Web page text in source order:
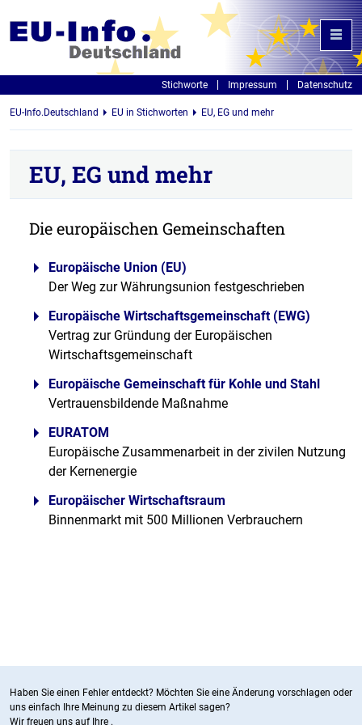
Stichworte Impressum Datenschutz
EU-Info.Deutschland EU in Stichworten EU, EG und mehr
EU, EG und mehr
Die europäischen Gemeinschaften
Europäische Union (EU)
Der Weg zur Währungsunion festgeschrieben
Europäische Wirtschaftsgemeinschaft (EWG)
Vertrag zur Gründung der Europäischen
Wirtschaftsgemeinschaft
Europäische Gemeinschaft für Kohle und Stahl
Vertrauensbildende Maßnahme
EURATOM
Europäische Zusammenarbeit in der zivilen Nutzung
der Kernenergie
Europäischer Wirtschaftsraum
Binnenmarkt mit 500 Millionen Verbrauchern
Haben Sie einen Fehler entdeckt? Möchten Sie eine Änderung vorschlagen oder
uns einfach Ihre Meinung zu diesem Artikel sagen?
Wir freuen uns auf Ihre .